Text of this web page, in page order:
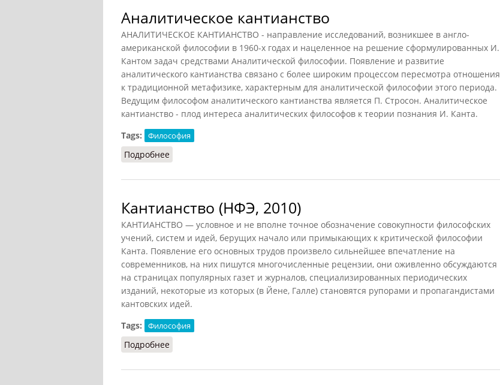
Аналитическое кантианство
АНАЛИТИЧЕСКОЕ КАНТИАНСТВО - направление исследований, возникшее в англо-
американской философии в 1960-х годах и нацеленное на решение сформулированных И.
Кантом задач средствами Аналитической философии. Появление и развитие
аналитического кантианства связано с более широким процессом пересмотра отношения
к традиционной метафизике, характерным для аналитической философии этого периода.
Ведущим философом аналитического кантианства является П. Стросон. Аналитическое
кантианство - плод интереса аналитических философов к теории познания И. Канта.
Tags:
Философия
Подробнее
Кантианство (НФЭ, 2010)
КАНТИАНСТВО — условное и не вполне точное обозначение совокупности философских
учений, систем и идей, берущих начало или примыкающих к критической философии
Канта. Появление его основных трудов произвело сильнейшее впечатление на
современников, на них пишутся многочисленные рецензии, они оживленно обсуждаются
на страницах популярных газет и журналов, специализированных периодических
изданий, некоторые из которых (в Йене, Галле) становятся рупорами и пропагандистами
кантовских идей.
Tags:
Философия
Подробнее